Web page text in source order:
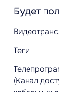
Будет
Теги
(Канал